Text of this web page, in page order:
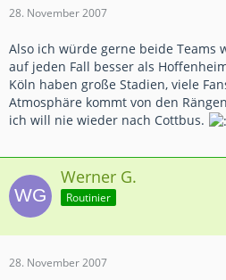
28. November 2007
Also ich würde gerne beide Teams
auf jeden Fall besser als
Köln haben große Stadien, viele
Atmosphäre kommt von den
ich will nie wieder nach Cottbus.
Werner G.
Routinier
28. November 2007